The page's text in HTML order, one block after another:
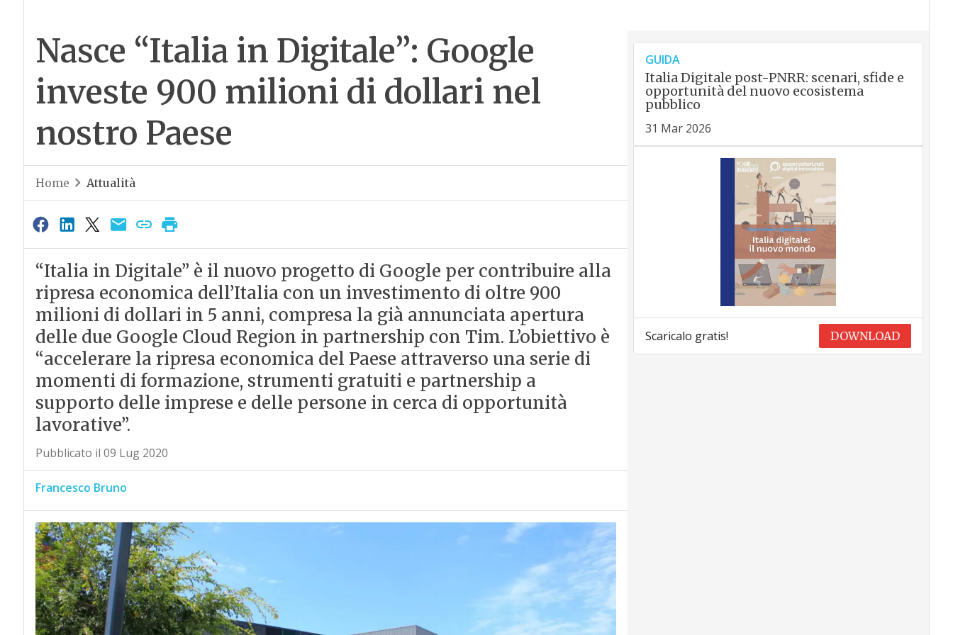
Nasce “Italia in Digitale”: Google
investe 900 milioni di dollari nel
nostro Paese
Home Attualità
“Italia in Digitale” è il nuovo progetto di Google per contribuire alla
ripresa economica dell’Italia con un investimento di oltre 900
milioni di dollari in 5 anni, compresa la già annunciata apertura
delle due Google Cloud Region in partnership con Tim. L’obiettivo è
“accelerare la ripresa economica del Paese attraverso una serie di
momenti di formazione, strumenti gratuiti e partnership a
supporto delle imprese e delle persone in cerca di opportunità
lavorative”.
Pubblicato il 09 Lug 2020
Francesco Bruno
GUIDA
Italia Digitale post-PNRR: scenari, sfide e
opportunità del nuovo ecosistema
pubblico
31 Mar 2026
Scaricalo gratis! DOWNLOAD